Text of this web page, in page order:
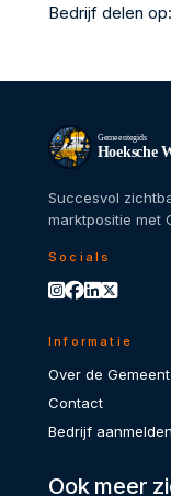
Bedrijf delen op:
Gemeentegids
Hoeksche
Succesvol
marktpositie met
Socials
Informatie
Over de
Contact
Bedrijf aanmelden
Ook meer